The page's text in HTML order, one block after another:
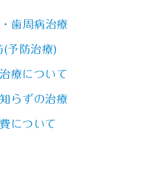
歯周病治療
(予防治療)
療について
らずの治療
について